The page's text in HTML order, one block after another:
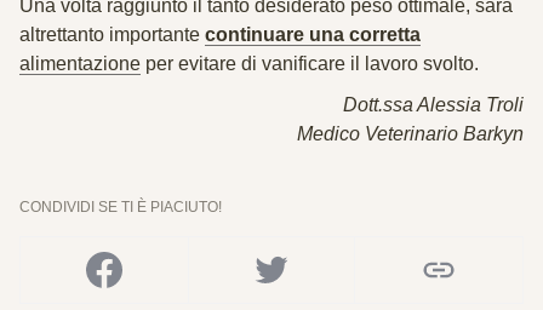
Una volta raggiunto il tanto desiderato peso ottimale, sarà
altrettanto importante continuare una corretta
alimentazione per evitare di vanificare il lavoro svolto.
Dott.ssa Alessia Troli
Medico Veterinario Barkyn
CONDIVIDI SE TI È PIACIUTO!